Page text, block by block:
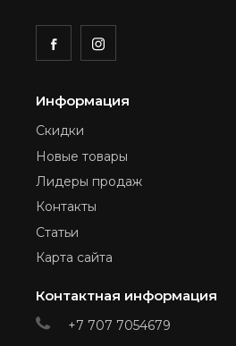
Информация
Скидки
Новые товары
Лидеры продаж
Контакты
Статьи
Карта сайта
Контактная информация
+7 707 7054679